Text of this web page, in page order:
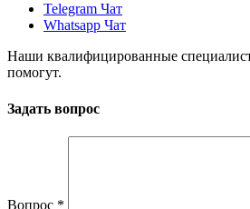
Telegram Чат
Whatsapp Чат
Наши квалифицированные
помогут.
Задать вопрос
Вопрос *